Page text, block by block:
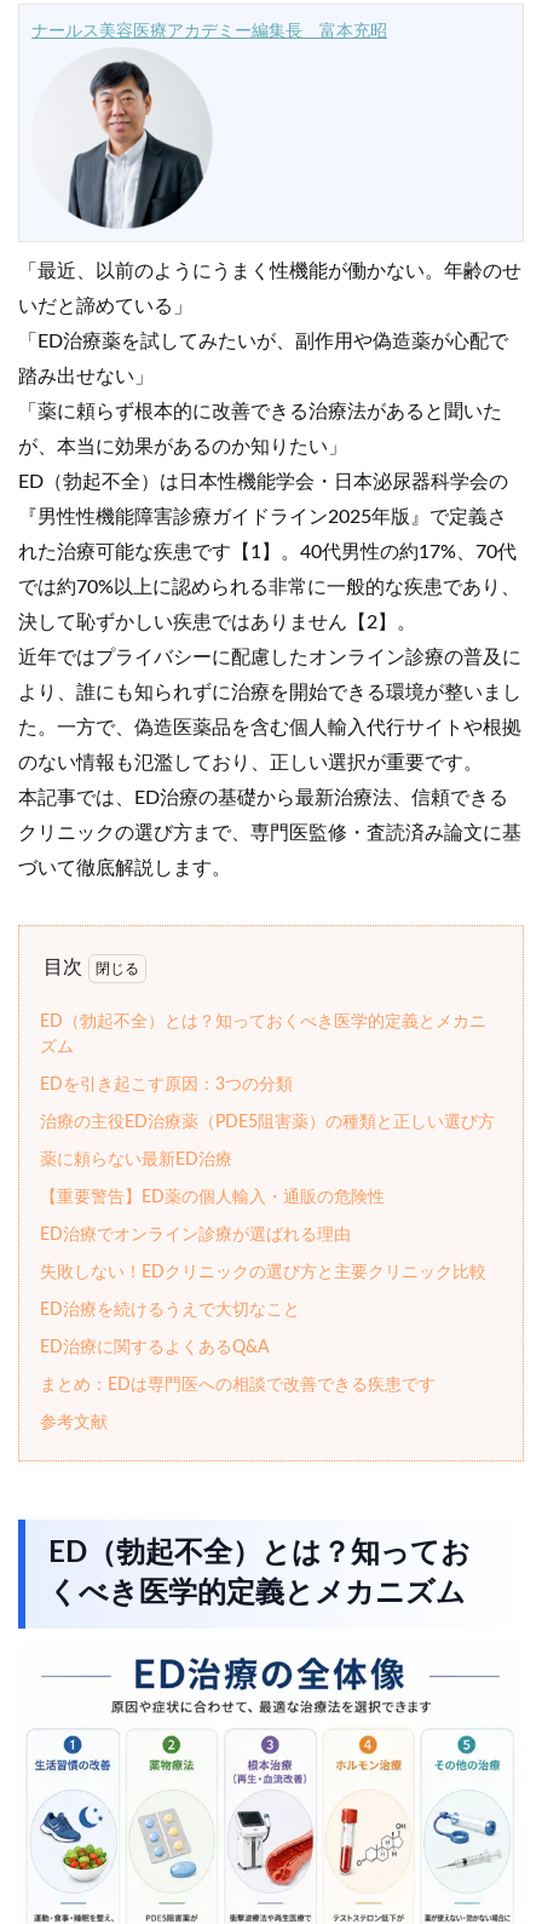
ナールス美容医療アカデミー編集長 富本充昭
「最近、以前のようにうまく性機能が働かない。年齢のせ
いだと諦めている」
「ED治療薬を試してみたいが、副作用や偽造薬が心配で
踏み出せない」
「薬に頼らず根本的に改善できる治療法があると聞いた
が、本当に効果があるのか知りたい」
ED（勃起不全）は日本性機能学会・日本泌尿器科学会の
『男性性機能障害診療ガイドライン2025年版』で定義さ
れた治療可能な疾患です【1】。40代男性の約17%、70代
では約70%以上に認められる非常に一般的な疾患であり、
決して恥ずかしい疾患ではありません【2】。
近年ではプライバシーに配慮したオンライン診療の普及に
より、誰にも知られずに治療を開始できる環境が整いまし
た。一方で、偽造医薬品を含む個人輸入代行サイトや根拠
のない情報も氾濫しており、正しい選択が重要です。
本記事では、ED治療の基礎から最新治療法、信頼できる
クリニックの選び方まで、専門医監修・査読済み論文に基
づいて徹底解説します。
目次
ED（勃起不全）とは？知っておくべき医学的定義とメカニ
ズム
EDを引き起こす原因：3つの分類
治療の主役ED治療薬（PDE5阻害薬）の種類と正しい選び方
薬に頼らない最新ED治療
【重要警告】ED薬の個人輸入・通販の危険性
ED治療でオンライン診療が選ばれる理由
失敗しない！EDクリニックの選び方と主要クリニック比較
ED治療を続けるうえで大切なこと
ED治療に関するよくあるQ&A
まとめ：EDは専門医への相談で改善できる疾患です
参考文献
ED（勃起不全）とは？知ってお
くべき医学的定義とメカニズム